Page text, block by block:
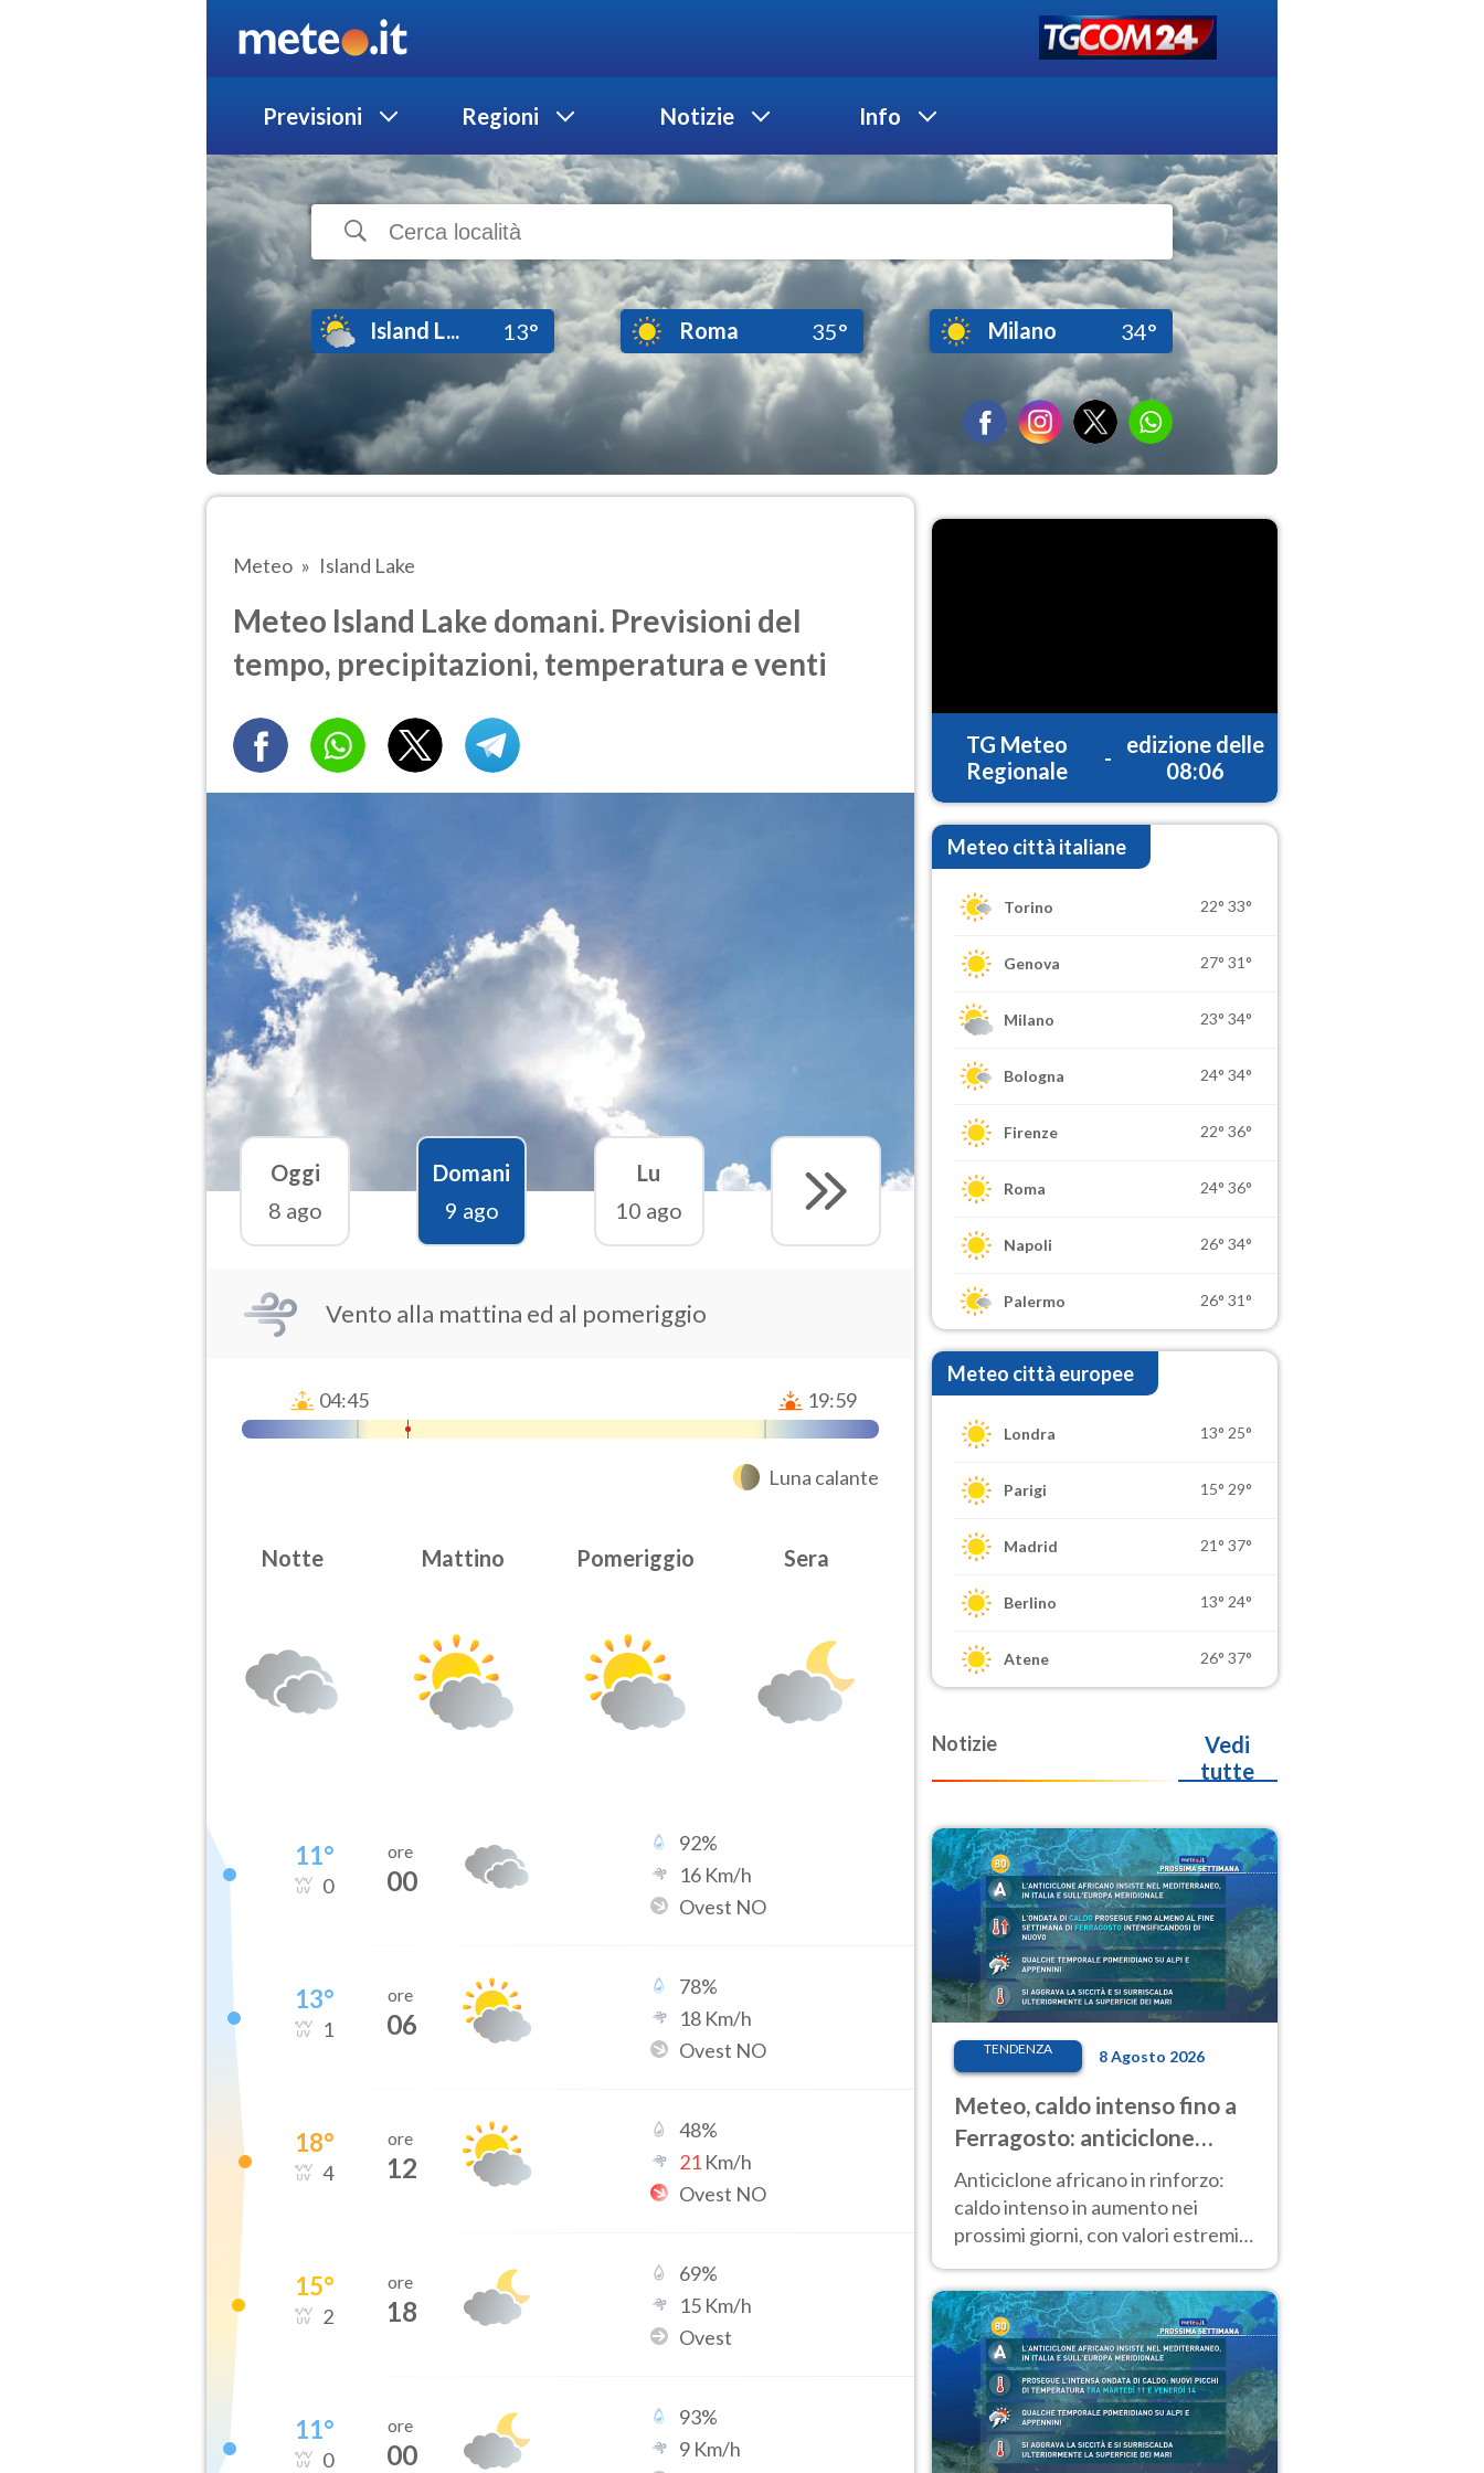
Previsioni Regioni Notizie Info
Island L... 13° Roma 35° Milano 34°
Meteo Island Lake
Meteo Island Lake domani. Previsioni del
tempo, precipitazioni, temperatura e venti
Oggi
8 ago
Domani
9 ago
Lu
10 ago
Vento alla mattina ed al pomeriggio
04:45 19:59
Luna calante
Notte Mattino Pomeriggio Sera
11°
0
ore
00
92%
16 Km/h
Ovest NO
13°
1
ore
06
78%
18 Km/h
Ovest NO
18°
4
ore
12
48%
21 Km/h
Ovest NO
15°
2
ore
18
69%
15 Km/h
Ovest
11°
0
ore
00
93%
9 Km/h
TG Meteo
Regionale
-
edizione delle
08:06
Meteo città italiane
Torino 22° 33°
Genova 27° 31°
Milano 23° 34°
Bologna 24° 34°
Firenze 22° 36°
Roma 24° 36°
Napoli 26° 34°
Palermo 26° 31°
Meteo città europee
Londra 13° 25°
Parigi 15° 29°
Madrid 21° 37°
Berlino 13° 24°
Atene 26° 37°
Notizie
Vedi
tutte
TENDENZA 8 Agosto 2026
Meteo, caldo intenso fino a
Ferragosto: anticiclone
africano ancora
protagonista
Anticiclone africano in rinforzo:
caldo intenso in aumento nei
prossimi giorni, con valori estremi
d’Italia